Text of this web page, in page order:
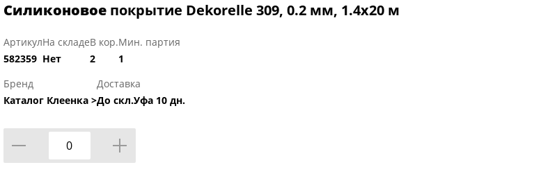
Силиконовое покрытие Dekorelle 309, 0.2 мм, 1.4x20 м
Артикул
582359
На складе
Нет
В кор.
2
Мин. партия
1
Бренд
Каталог Клеенка >
Доставка
До скл.Уфа 10 дн.